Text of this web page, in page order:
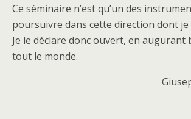
Ce séminaire n’est qu’un des
poursuivre dans cette direction dont je
Je le déclare donc ouvert, en augurant
tout le monde.